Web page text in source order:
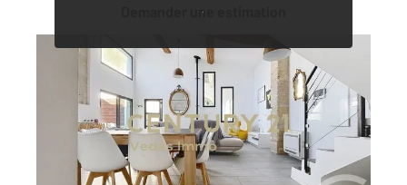
Demander une estimation
ST JEAN DE VEDAS 34
, 4 pièces
Ref : 40514
Maison à vendre
620 000 €